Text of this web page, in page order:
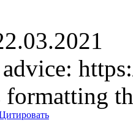
advice:
formatting